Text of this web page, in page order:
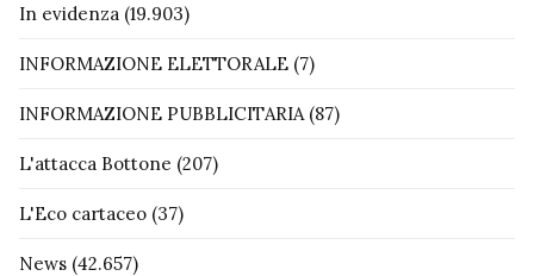
In evidenza (19.903)
INFORMAZIONE ELETTORALE (7)
INFORMAZIONE PUBBLICITARIA(87)
L'attacca Bottone (207)
L'Eco cartaceo (37)
News (42.657)